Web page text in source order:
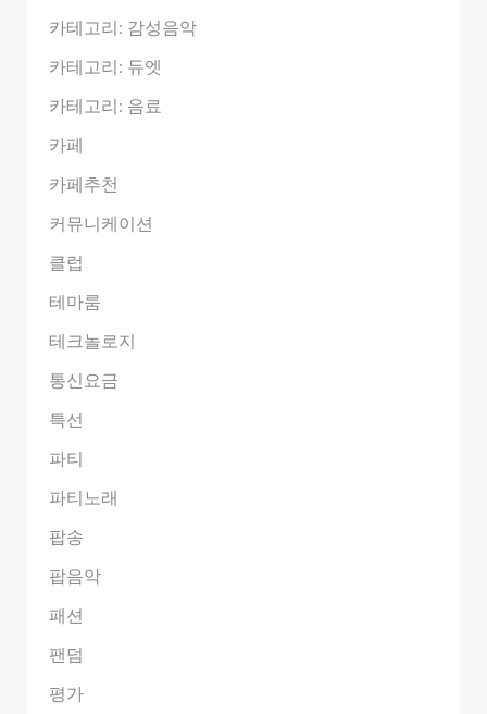
카테고리: 감성음악
카테고리: 듀엣
카테고리: 음료
카페
카페추천
커뮤니케이션
클럽
테마룸
테크놀로지
통신요금
특선
파티
파티노래
팝송
팝음악
패션
팬덤
평가